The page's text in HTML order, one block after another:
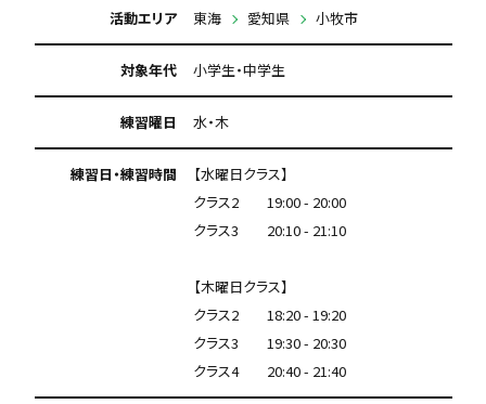
活動エリア 東海 愛知県 小牧市
対象年代 小学生・中学生
練習曜日 水・木
練習日・練習時間
【水曜日クラス】
クラス2 19:00 - 20:00
クラス3 20:10 - 21:10
【木曜日クラス】
クラス2 18:20 - 19:20
クラス3 19:30 - 20:30
クラス4 20:40 - 21:40